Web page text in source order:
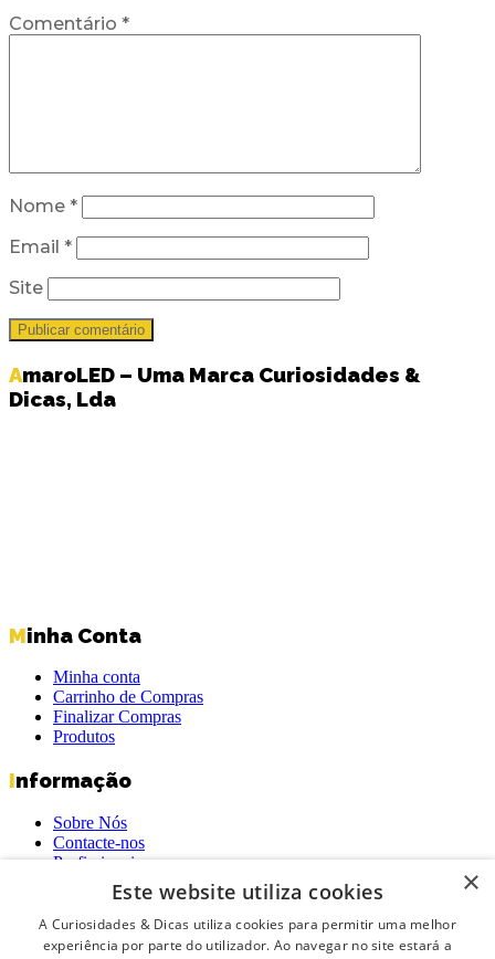
Comentário *
Nome *
Email *
Site
AmaroLED – Uma Marca Curiosidades &
Dicas, Lda
Minha Conta
Minha conta
Carrinho de Compras
Finalizar Compras
Produtos
Informação
Sobre Nós
Contacte-nos
Profissionais
Política de Privacidade
Termos e Condições Gerais
Termos e Condições de Revenda
Livro de Reclamações On-Line
×
Este website utiliza cookies
A Curiosidades & Dicas utiliza cookies para permitir uma melhor
experiência por parte do utilizador. Ao navegar no site estará a